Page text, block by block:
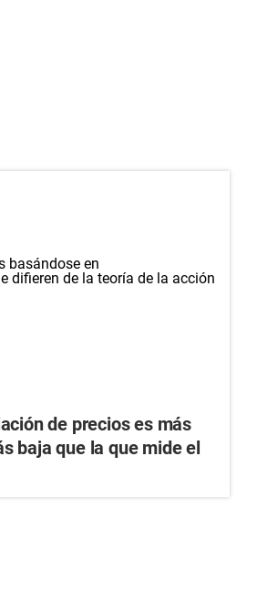
de precios es más
baja que la que mide el